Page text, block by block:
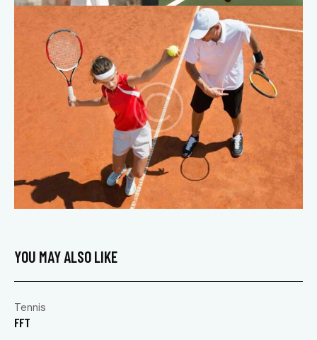
YOU MAY ALSO LIKE
Tennis
FFT